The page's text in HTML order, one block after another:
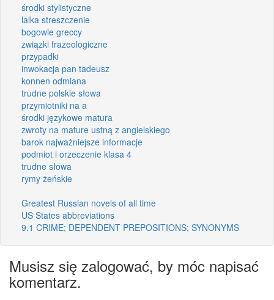
środki stylistyczne
lalka streszczenie
bogowie greccy
związki frazeologiczne
przypadki
inwokacja pan tadeusz
konnen odmiana
trudne polskie słowa
przymiotniki na a
środki językowe matura
zwroty na mature ustną z angielskiego
barok najważniejsze informacje
podmiot i orzeczenie klasa 4
trudne słowa
rymy żeńskie
Greatest Russian novels of all time
US States abbreviations
9.1 CRIME; DEPENDENT PREPOSITIONS; SYNONYMS
Musisz się zalogować, by móc napisać
komentarz.